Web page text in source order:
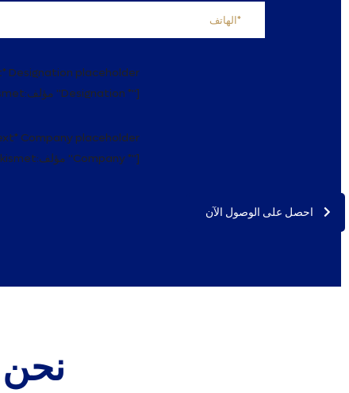
Designation placeholder
akismet:مؤلف "Designation *"]
Company placeholder
akismet:مؤلف "Company *"]
احصل على الوصول الآن
نحن